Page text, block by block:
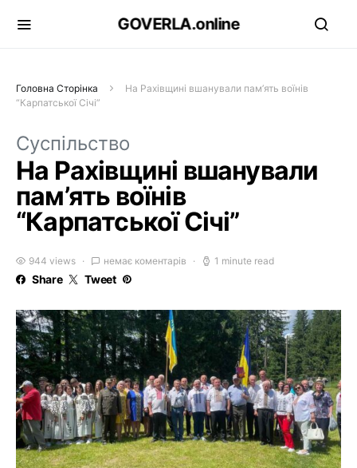
GOVERLA.online
Головна Сторінка
На Рахівщині вшанували пам’ять воїнів
“Карпатської Січі”
Суспільство
На Рахівщині вшанували
пам’ять воїнів
“Карпатської Січі”
944 views немає коментарів 1 minute read
Share Tweet